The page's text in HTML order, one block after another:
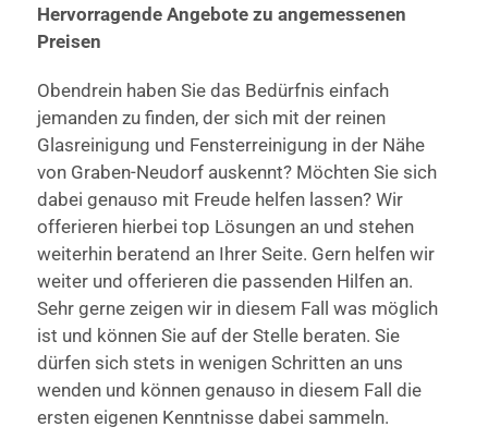
Hervorragende Angebote zu angemessenen
Preisen
Obendrein haben Sie das Bedürfnis einfach
jemanden zu finden, der sich mit der reinen
Glasreinigung und Fensterreinigung in der Nähe
von Graben-Neudorf auskennt? Möchten Sie sich
dabei genauso mit Freude helfen lassen? Wir
offerieren hierbei top Lösungen an und stehen
weiterhin beratend an Ihrer Seite. Gern helfen wir
weiter und offerieren die passenden Hilfen an.
Sehr gerne zeigen wir in diesem Fall was möglich
ist und können Sie auf der Stelle beraten. Sie
dürfen sich stets in wenigen Schritten an uns
wenden und können genauso in diesem Fall die
ersten eigenen Kenntnisse dabei sammeln.